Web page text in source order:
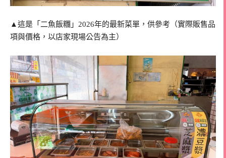
▲這是「二魚飯糰」2026年的最新菜單，供參考（實際販售品
項與價格，以店家現場公告為主）